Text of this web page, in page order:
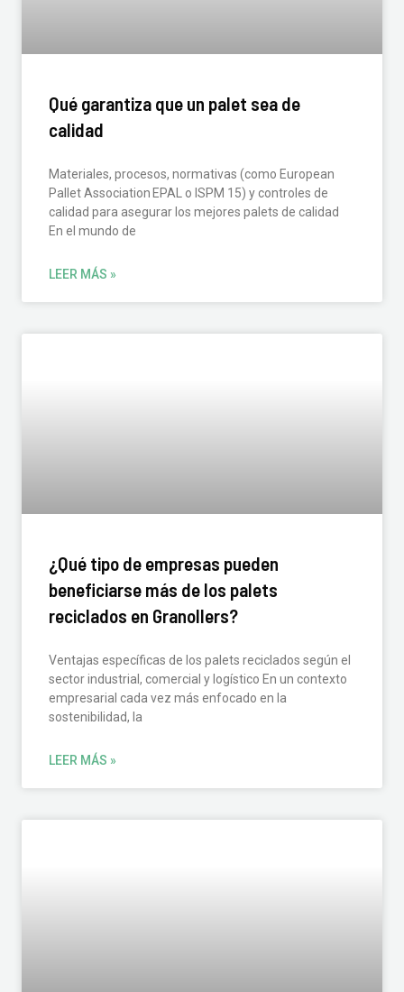
Qué garantiza que un palet sea de
calidad
Materiales, procesos, normativas (como European
Pallet Association EPAL o ISPM 15) y controles de
calidad para asegurar los mejores palets de calidad
En el mundo de
LEER MÁS »
¿Qué tipo de empresas pueden
beneficiarse más de los palets
reciclados en Granollers?
Ventajas específicas de los palets reciclados según el
sector industrial, comercial y logístico En un contexto
empresarial cada vez más enfocado en la
sostenibilidad, la
LEER MÁS »